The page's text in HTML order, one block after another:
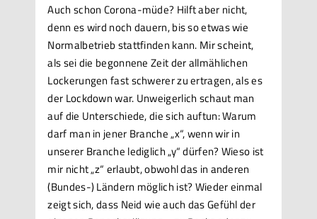
Auch schon Corona-müde? Hilft aber nicht,
denn es wird noch dauern, bis so etwas wie
Normalbetrieb stattfinden kann. Mir scheint,
als sei die begonnene Zeit der allmählichen
Lockerungen fast schwerer zu ertragen, als es
der Lockdown war. Unweigerlich schaut man
auf die Unterschiede, die sich auftun: Warum
darf man in jener Branche „x“, wenn wir in
unserer Branche lediglich „y“ dürfen? Wieso ist
mir nicht „z“ erlaubt, obwohl das in anderen
(Bundes-) Ländern möglich ist? Wieder einmal
zeigt sich, dass Neid wie auch das Gefühl der